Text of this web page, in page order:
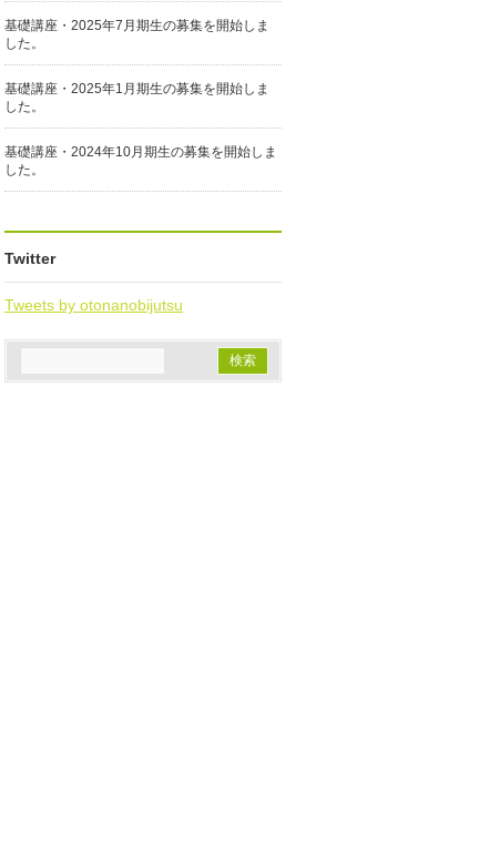
基礎講座・2025年7月期生の募集を開始しま
した。
基礎講座・2025年1月期生の募集を開始しま
した。
基礎講座・2024年10月期生の募集を開始しま
した。
Twitter
Tweets by otonanobijutsu